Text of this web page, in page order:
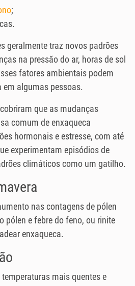
;
geralmente traz novos padrões
na pressão do ar, horas de sol
fatores ambientais podem
em algumas pessoas.
que as mudanças
comum de enxaqueca
hormonais e estresse, com até
experimentam episódios de
climáticos como um gatilho.
nas contagens de pólen
pólen e febre do feno, ou rinite
enxaqueca.
mais quentes e